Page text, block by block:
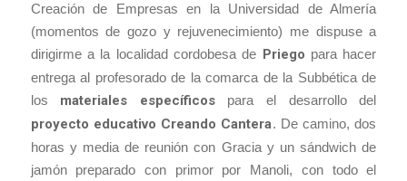
Creación de Empresas en la Universidad de Almería
(momentos de gozo y rejuvenecimiento) me dispuse a
dirigirme a la localidad cordobesa de Priego para hacer
entrega al profesorado de la comarca de la Subbética de
los materiales específicospara el desarrollo del
proyecto educativo Creando Cantera. De camino, dos
horas y media de reunión con Gracia y un sándwich de
jamón preparado con primor por Manoli, con todo el